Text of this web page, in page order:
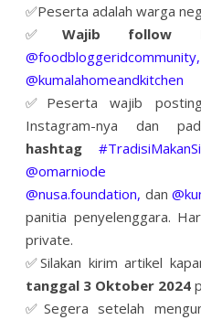
✅Peserta adalah warga
✅ Wajib follow
@kumalahomeandkitchen
✅ Peserta wajib
Instagram-nya dan
hashtag
@omarniode
@nusa.foundation, dan
panitia penyelenggara.
private.
✅Silakan kirim artikel
tanggal 3 Oktober 2024
✅ Segera setelah